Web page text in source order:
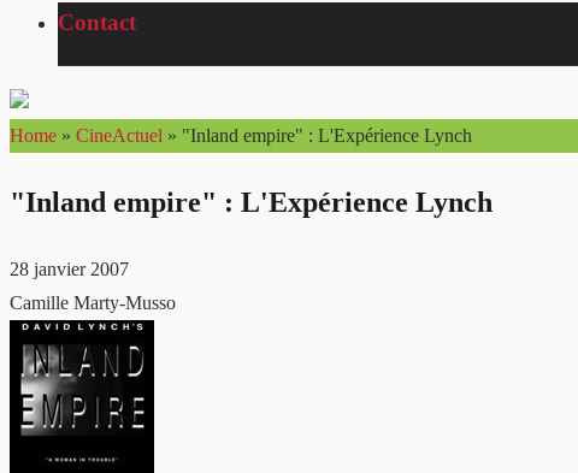
Contact
Home » CineActuel » "Inland empire" : L'Expérience Lynch
"Inland empire" : L'Expérience Lynch
28 janvier 2007
Camille Marty-Musso